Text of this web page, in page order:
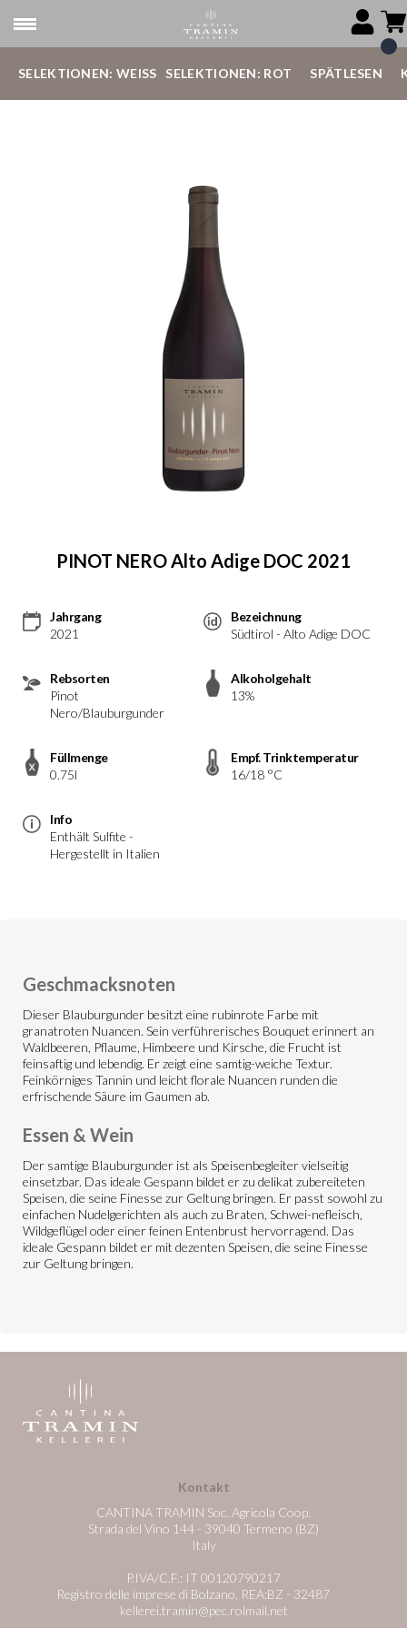
SELEKTIONEN: WEISS SELEKTIONEN: ROT SPÄTLESEN
PINOT NERO Alto Adige DOC 2021
Jahrgang
2021
Bezeichnung
Südtirol - Alto Adige DOC
Rebsorten
Pinot
Nero/Blauburgunder
Alkoholgehalt
13%
Füllmenge
0.75l
Empf. Trinktemperatur
16/18 °C
Info
Enthält Sulfite -
Hergestellt in Italien
Geschmacksnoten
Dieser Blauburgunder besitzt eine rubinrote Farbe mit
granatroten Nuancen. Sein verführerisches Bouquet erinnert an
Waldbeeren, Pflaume, Himbeere und Kirsche, die Frucht ist
feinsaftig und lebendig. Er zeigt eine samtig-weiche Textur.
Feinkörniges Tannin und leicht florale Nuancen runden die
erfrischende Säure im Gaumen ab.
Essen & Wein
Der samtige Blauburgunder ist als Speisenbegleiter vielseitig
einsetzbar. Das ideale Gespann bildet er zu delikat zubereiteten
Speisen, die seine Finesse zur Geltung bringen. Er passt sowohl zu
einfachen Nudelgerichten als auch zu Braten, Schwei-nefleisch,
Wildgeflügel oder einer feinen Entenbrust hervorragend. Das
ideale Gespann bildet er mit dezenten Speisen, die seine Finesse
zur Geltung bringen.
Kontakt
CANTINA TRAMIN Soc. Agricola Coop.
Strada del Vino 144 - 39040 Termeno (BZ)
Italy
P.IVA/C.F.: IT 00120790217
Registro delle imprese di Bolzano, REA:BZ - 32487
kellerei.tramin@pec.rolmail.net